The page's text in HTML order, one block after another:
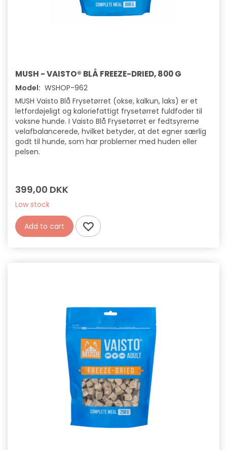
MUSH - VAISTO® BLÅ FREEZE-DRIED, 800 G
Model: WSHOP-962
MUSH Vaisto Blå Frysetørret (okse, kalkun, laks) er et
letfordøjeligt og kaloriefattigt frysetørret fuldfoder til
voksne hunde. I Vaisto Blå Frysetørret er fedtsyrerne
velafbalancerede, hvilket betyder, at det egner særlig
godt til hunde, som har problemer med huden eller
pelsen.
399,00 DKK
Low stock
Add to cart